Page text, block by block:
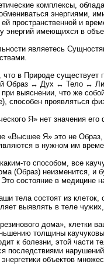
комплексы,
энергиями,
пространственной и
энергий имеющихся в
являетесь
в Природе существует
Образ ↔ Дух ↔ Тело ↔
выяснении, что же
способен проявляться
Я» нет значения
«Высшее Я» это не Образ,
в нужном им
то способом, все
(Образ) неизменится, и
состояние в медицине
тела состоят из
выявлять в теле
дома», клетки
толщины
к болезни, этой части
последствиями
объектов